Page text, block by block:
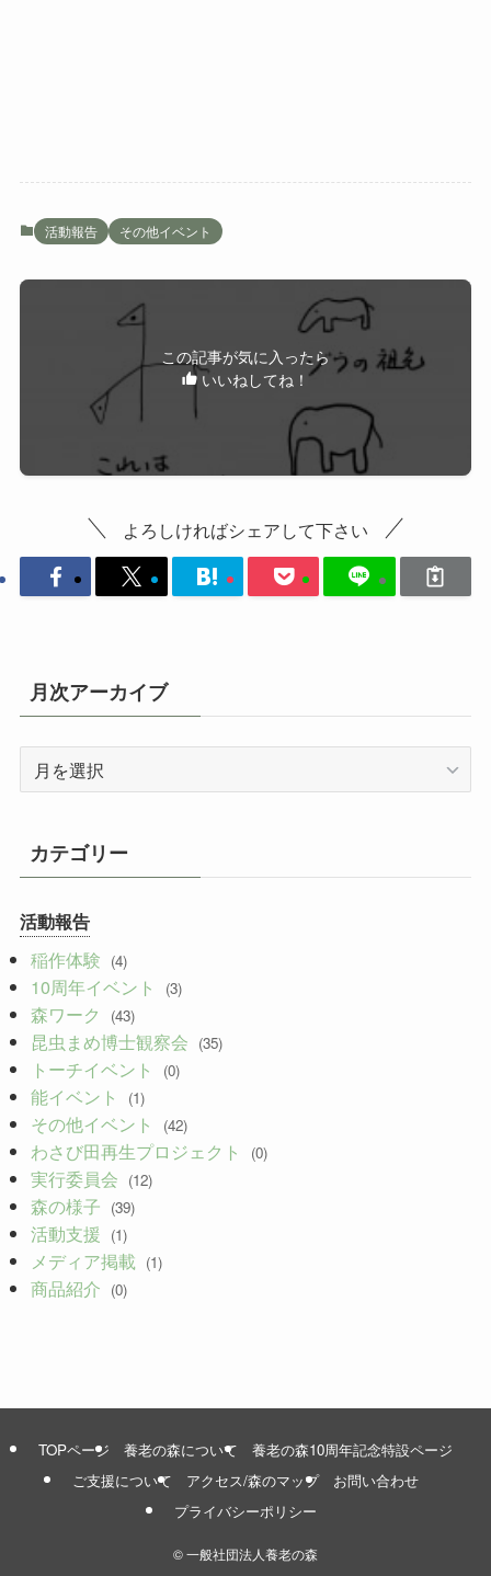
活動報告 その他イベント
この記事が気に入ったら
いいねしてね！
よろしければシェアして下さい
月次アーカイブ
次
カ
ブ
カテゴリー
活動報告
稲作体験 (4)
10周年イベント (3)
森ワーク (43)
昆虫まめ博士観察会 (35)
トーチイベント (0)
能イベント (1)
その他イベント (42)
わさび田再生プロジェクト (0)
実行委員会 (12)
森の様子 (39)
活動支援 (1)
メディア掲載 (1)
商品紹介 (0)
TOPページ 養老の森について
養老の森10周年記念特設ページ
ご支援について
アクセス/森のマップ
お問い合わせ
プライバシーポリシー
©一般社団法人養老の森